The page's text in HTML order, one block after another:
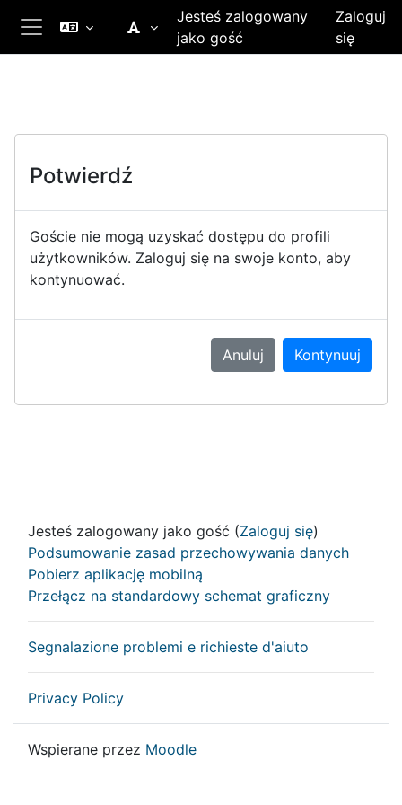
Przejdź do głównej zawartości
Panel boczny
Jesteś zalogowany
jako gość
Zaloguj
się
Potwierdź
Goście nie mogą uzyskać dostępu do profili
użytkowników. Zaloguj się na swoje konto, aby
kontynuować.
Anuluj Kontynuuj
Jesteś zalogowany jako gość (Zaloguj się)
Podsumowanie zasad przechowywania danych
Pobierz aplikację mobilną
Przełącz na standardowy schemat graficzny
Segnalazione problemi e richieste d'aiuto
Privacy Policy
Wspierane przez Moodle